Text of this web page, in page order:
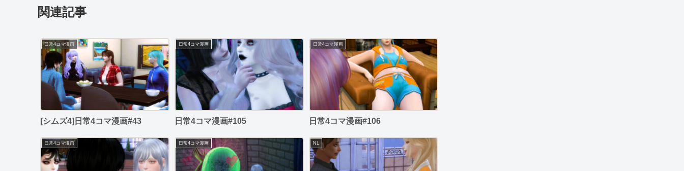
関連記事
日常4コマ漫画
[シムズ4]日常4コマ漫画#43
日常4コマ漫画
日常4コマ漫画#105
日常4コマ漫画
日常4コマ漫画#106
日常4コマ漫画 日常4コマ漫画 NL